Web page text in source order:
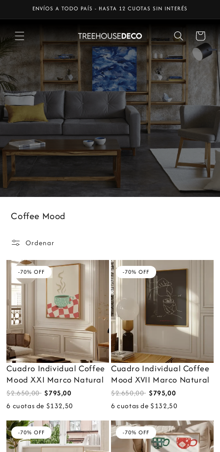
directamente
al contenido
ENVÍOS A TODO PAÍS - HASTA 12 CUOTAS SIN INTERÉS
Carrito
Coffee Mood
Ordenar
-70% OFF
Cuadro Individual Coffee
Mood XXI Marco Natural
$2.650,00 $795,00
6 cuotas de $132,50
-70% OFF
Cuadro Individual Coffee
Mood XVII Marco Natural
$2.650,00 $795,00
6 cuotas de $132,50
-70% OFF -70% OFF